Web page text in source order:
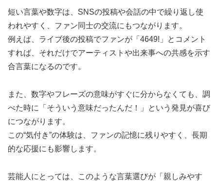
短い言葉や数字は、SNSの投稿や会話の中で繰り返し使
われやすく、ファン同士の交流にもつながります。
例えば、ライブ後の投稿でファンが「4649!」とコメント
すれば、それだけでアーティストや出来事への共感を示す
合言葉になるのです。
また、数字やフレーズの意味がすぐに分からなくても、調
べた時に「そういう意味だったんだ！」という発見が喜び
につながります。
この“気付き”の体験は、ファンの記憶に残りやすく、長期
的な応援にも影響します。
芸能人にとっては、このような言葉選びが「親しみやす